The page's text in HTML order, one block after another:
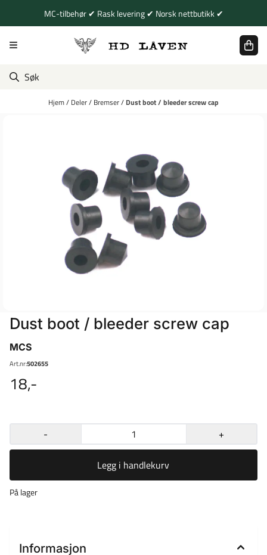
Hopp til innholdMC-tilbehør ✔ Rask levering ✔ Norsk nettbutikk ✔
Hjem/ Deler/ Bremser/ Dust boot / bleeder screw cap
Dust boot / bleeder screw cap
MCS
Art.nr:502655
18,-
- +
Legg i handlekurv
På lager
Informasjon